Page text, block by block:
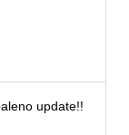
update!!